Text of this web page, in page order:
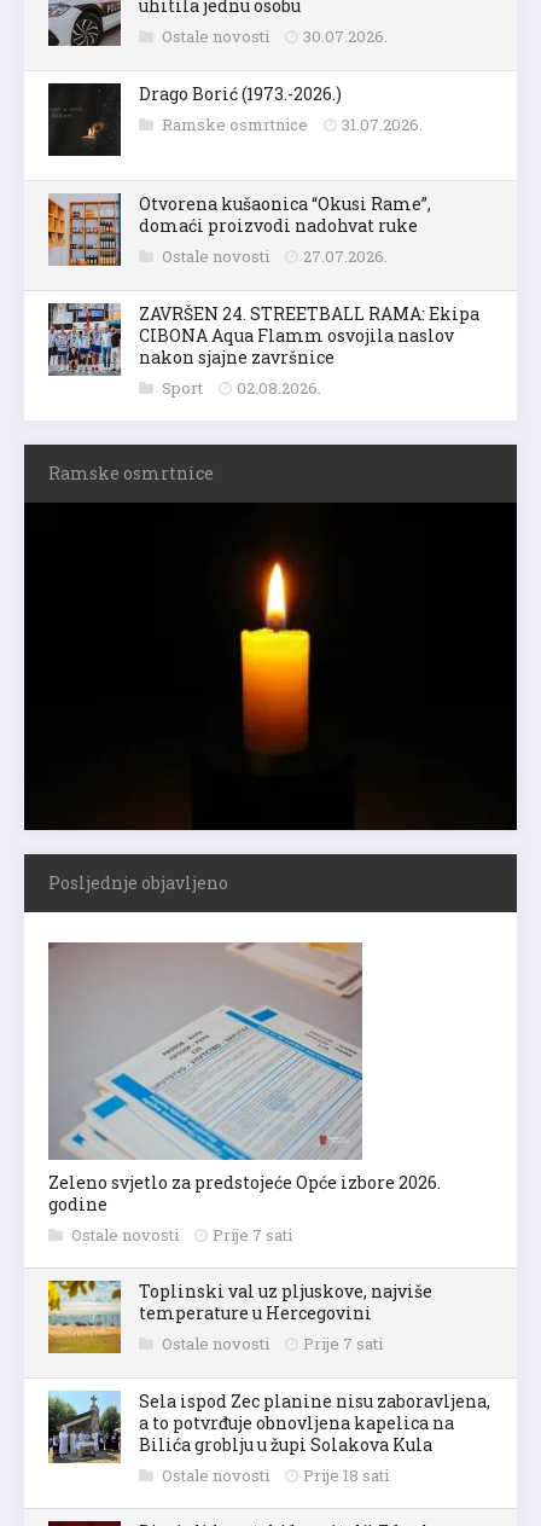
uhitila jednu osobu
Ostale novosti 30.07.2026.
Drago Borić (1973.-2026.)
Ramske osmrtnice 31.07.2026.
Otvorena kušaonica “Okusi Rame”,
domaći proizvodi nadohvat ruke
Ostale novosti 27.07.2026.
ZAVRŠEN 24. STREETBALL RAMA: Ekipa
CIBONA Aqua Flamm osvojila naslov
nakon sjajne završnice
Sport 02.08.2026.
Ramske osmrtnice
Posljednje objavljeno
Zeleno svjetlo za predstojeće Opće izbore 2026.
godine
Ostale novosti Prije 7 sati
Toplinski val uz pljuskove, najviše
temperature u Hercegovini
Ostale novosti Prije 7 sati
Sela ispod Zec planine nisu zaboravljena,
a to potvrđuje obnovljena kapelica na
Bilića groblju u župi Solakova Kula
Ostale novosti Prije 18 sati